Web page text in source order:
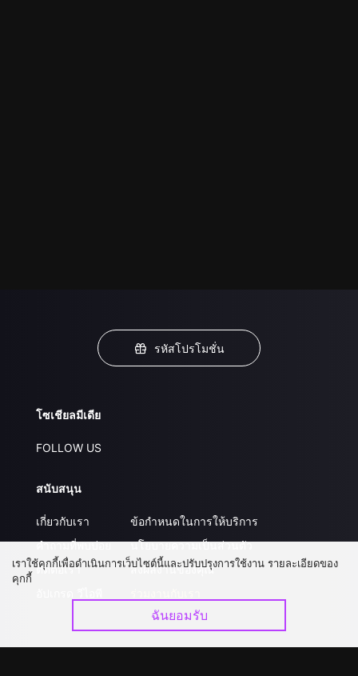
รหัสโปรโมชั่น
โซเชียลมีเดีย
FOLLOW US
สนับสนุน
เกี่ยวกับเรา
คำถามที่พบบ่อย
ติดต่อเรา
ข้อกำหนดในการให้บริการ
นโยบายความเป็นส่วนตัว
ส่งผลงานของคุณ
เราใช้คุกกี้เพื่อดำเนินการเว็บไซต์นี้และปรับปรุงการใช้งาน รายละเอียดของ
คุกกี้
ฉันยอมรับ